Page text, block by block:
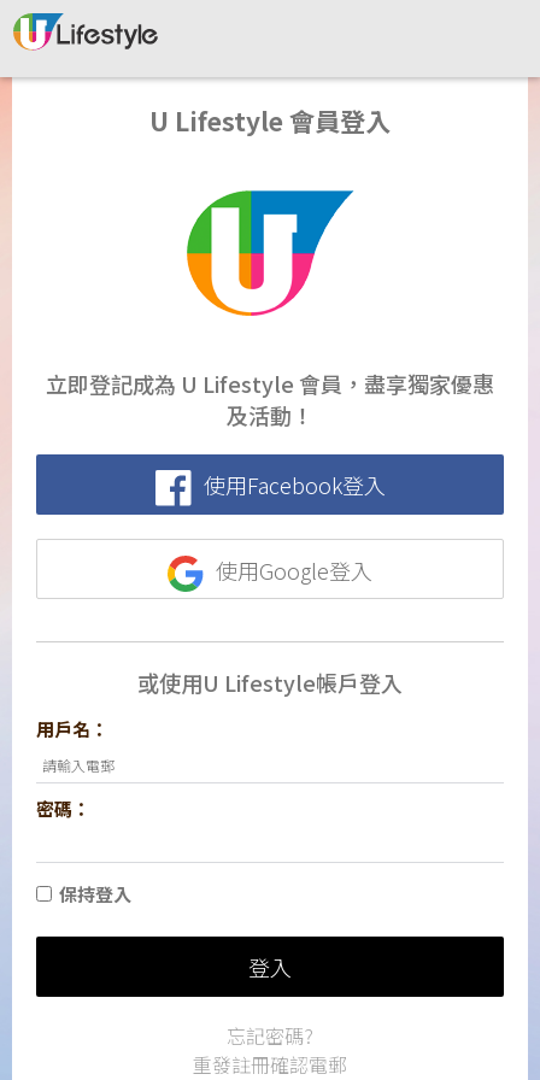
U Lifestyle 會員登入
立即登記成為 U Lifestyle 會員，盡享獨家優惠
及活動！
使用Facebook登入
使用Google登入
或使用U Lifestyle帳戶登入
用戶名：
密碼：
保持登入
登入
忘記密碼?
重發註冊確認電郵